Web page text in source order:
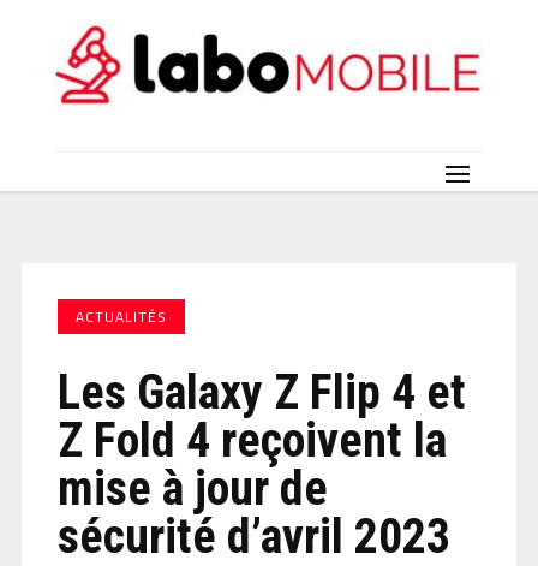
ACTUALITÉS
Les Galaxy Z Flip 4 et
Z Fold 4 reçoivent la
mise à jour de
sécurité d’avril 2023